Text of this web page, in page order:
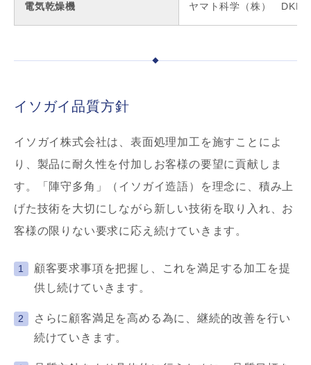
電気乾燥機 ヤマト科学（株）
イソガイ品質方針
イソガイ株式会社は、表面処理加工を施すことによ
り、製品に耐久性を付加しお客様の要望に貢献しま
す。「陣守多角」（イソガイ造語）を理念に、積み上
げた技術を大切にしながら新しい技術を取り入れ、お
客様の限りない要求に応え続けていきます。
顧客要求事項を把握し、これを満足する加工を提
供し続けていきます。
さらに顧客満足を高める為に、継続的改善を行い
続けていきます。